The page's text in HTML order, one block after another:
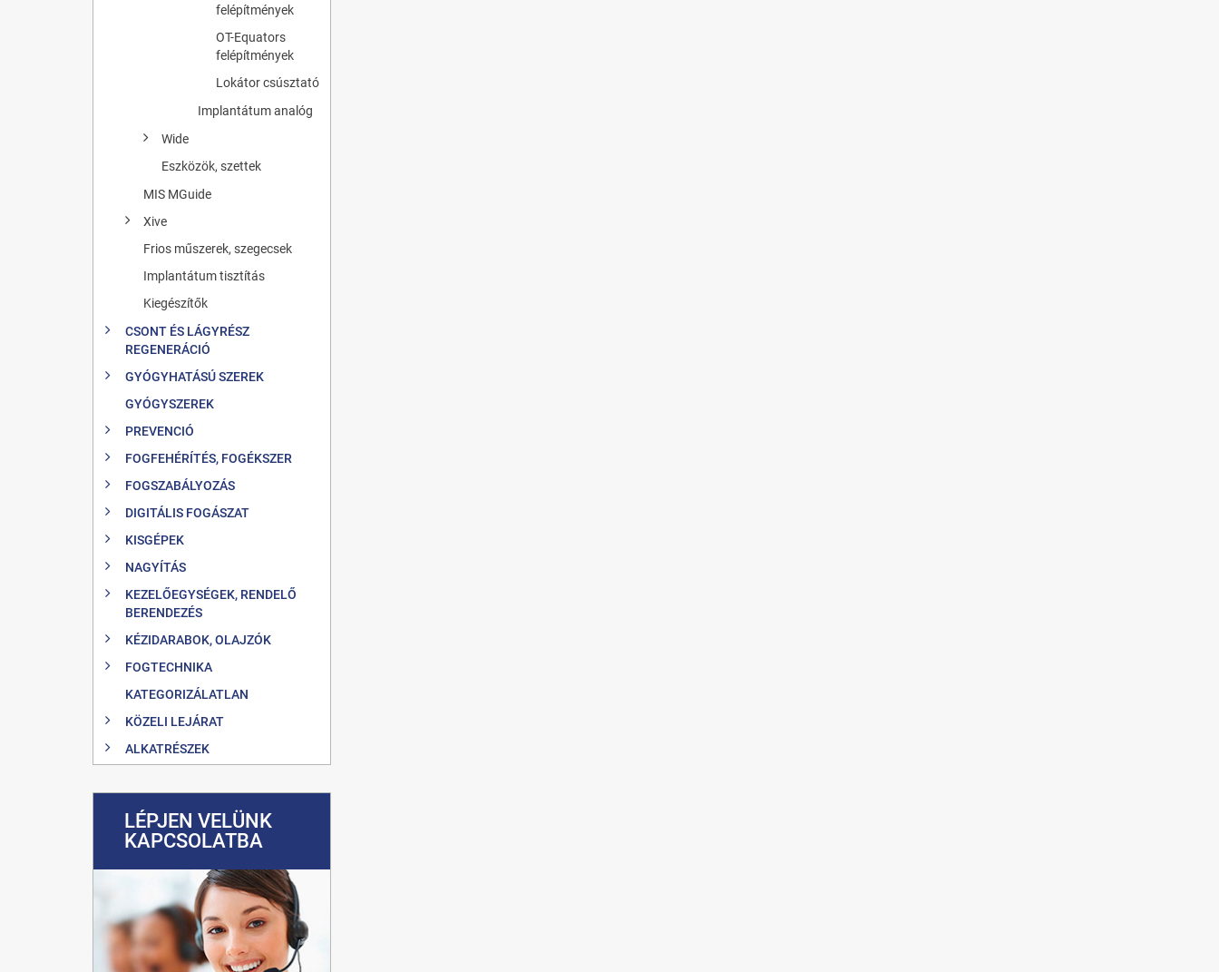
felépítmények
OT-Equators
felépítmények
Lokátor csúsztató
Implantátum analóg
Wide
Eszközök, szettek
MIS MGuide
Xive
Frios műszerek, szegecsek
Implantátum tisztítás
Kiegészítők
CSONT ÉS LÁGYRÉSZ
REGENERÁCIÓ
GYÓGYHATÁSÚ SZEREK
GYÓGYSZEREK
PREVENCIÓ
FOGFEHÉRÍTÉS, FOGÉKSZER
FOGSZABÁLYOZÁS
DIGITÁLIS FOGÁSZAT
KISGÉPEK
NAGYÍTÁS
KEZELŐEGYSÉGEK, RENDELŐ
BERENDEZÉS
KÉZIDARABOK, OLAJZÓK
FOGTECHNIKA
KATEGORIZÁLATLAN
KÖZELI LEJÁRAT
ALKATRÉSZEK
LÉPJEN VELÜNK
KAPCSOLATBA